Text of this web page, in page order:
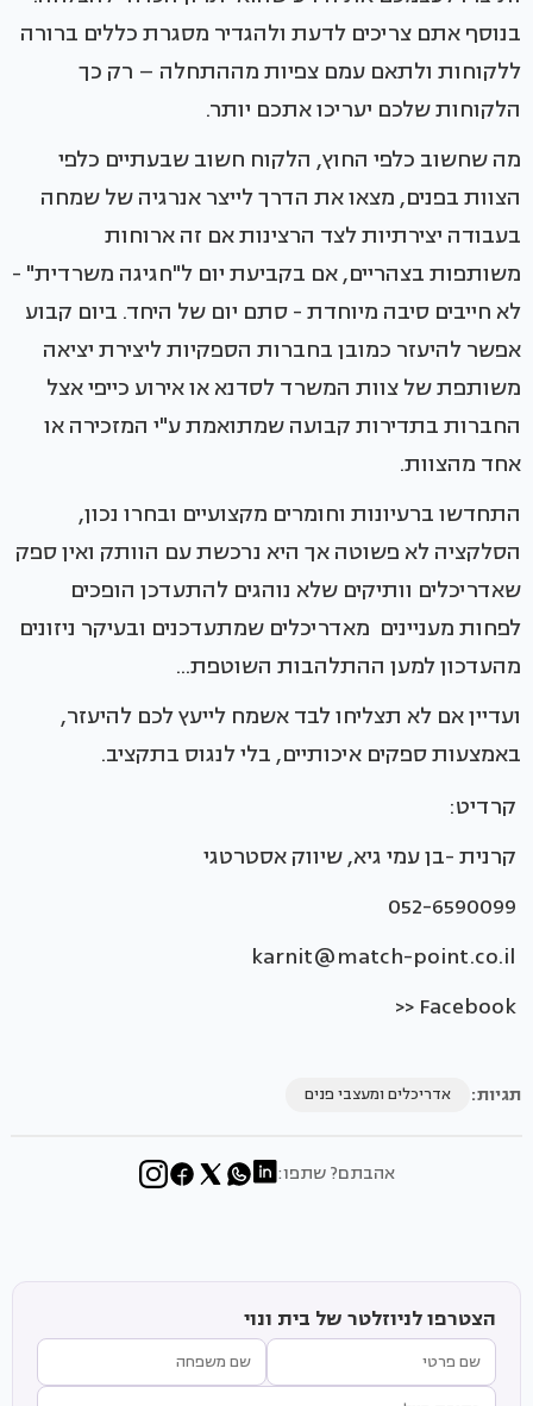
בנוסף אתם צריכים לדעת ולהגדיר מסגרת כללים ברורה
ללקוחות ולתאם עמם צפיות מההתחלה – רק כך
הלקוחות שלכם יעריכו אתכם יותר.
מה שחשוב כלפי החוץ, הלקוח חשוב שבעתיים כלפי
הצוות בפנים, מצאו את הדרך לייצר אנרגיה של שמחה
בעבודה יצירתיות לצד הרצינות אם זה ארוחות
משותפות בצהריים, אם בקביעת יום ל"חגיגה משרדית" -
לא חייבים סיבה מיוחדת - סתם יום של היחד. ביום קבוע
אפשר להיעזר כמובן בחברות הספקיות ליצירת יציאה
משותפת של צוות המשרד לסדנא או אירוע כייפי אצל
החברות בתדירות קבועה שמתואמת ע"י המזכירה או
אחד מהצוות.
התחדשו ברעיונות וחומרים מקצועיים ובחרו נכון,
הסלקציה לא פשוטה אך היא נרכשת עם הוותק ואין ספק
שאדריכלים וותיקים שלא נוהגים להתעדכן הופכים
לפחות מעניינים מאדריכלים שמתעדכנים ובעיקר ניזונים
מהעדכון למען ההתלהבות השוטפת...
ועדיין אם לא תצליחו לבד אשמח לייעץ לכם להיעזר,
באמצעות ספקים איכותיים, בלי לנגוס בתקציב.
קרדיט:
קרנית -בן עמי גיא, שיווק אסטרטגי
052-6590099
karnit@match-point.co.il
Facebook <<
תגיות: אדריכלים ומעצבי פנים
אהבתם? שתפו:
הצטרפו לניוזלטר של בית ונוי